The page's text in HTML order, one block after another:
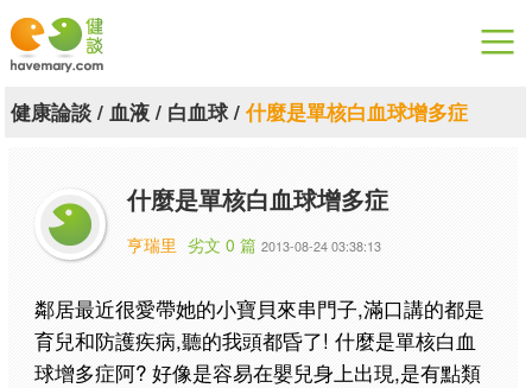
漫漫健康
關於健談
聯絡我們
下載專區
健康論談/ 血液/ 白血球/什麼是單核白血球增多症
什麼是單核白血球增多症
亨瑞里 劣文 0 篇 2013-08-24 03:38:13
鄰居最近很愛帶她的小寶貝來串門子,滿口講的都是
育兒和防護疾病,聽的我頭都昏了! 什麼是單核白血
球增多症阿? 好像是容易在嬰兒身上出現,是有點類